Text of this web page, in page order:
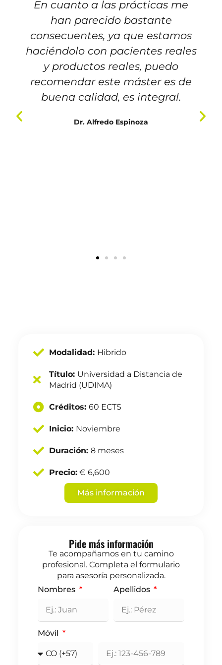
En cuanto a las prácticas me
han parecido bastante
consecuentes, ya que estamos
haciéndolo con pacientes reales
y productos reales, puedo
recomendar este máster es de
buena calidad, es integral.
Dr. Alfredo Espinoza
Modalidad: Hibrido
Título: Universidad a Distancia de
Madrid (UDIMA)
Créditos:60 ECTS
Inicio: Noviembre
Duración:8 meses
Precio: € 6,600
Más información
Pide más información
Te acompañamos en tu camino
profesional. Completa el formulario
para asesoría personalizada.
Nombres
Apellidos
Móvil